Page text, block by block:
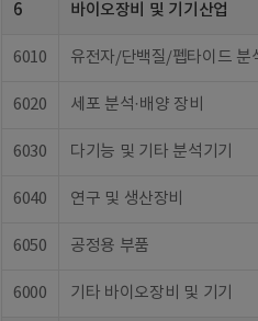
6 바이오장비 및 기기산업
6010 유전자/단백질/펩타이드 분
6020 세포 분석·배양 장비
6030 다기능 및 기타 분석기기
6040 연구 및 생산장비
6050 공정용 부품
6000 기타 바이오장비 및 기기